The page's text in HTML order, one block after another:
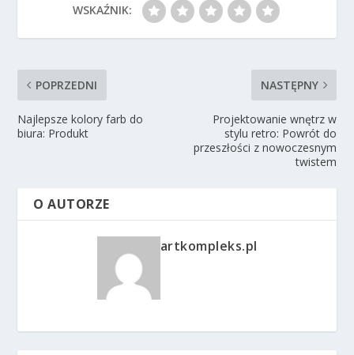
WSKAŹNIK:
POPRZEDNI
Najlepsze kolory farb do
biura: Produkt
NASTĘPNY
Projektowanie wnętrz w
stylu retro: Powrót do
przeszłości z nowoczesnym
twistem
O AUTORZE
artkompleks.pl